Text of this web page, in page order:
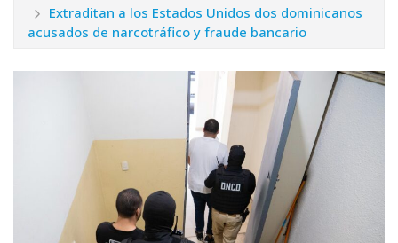
Extraditan a los Estados Unidos dos dominicanos
acusados de narcotráfico y fraude bancario